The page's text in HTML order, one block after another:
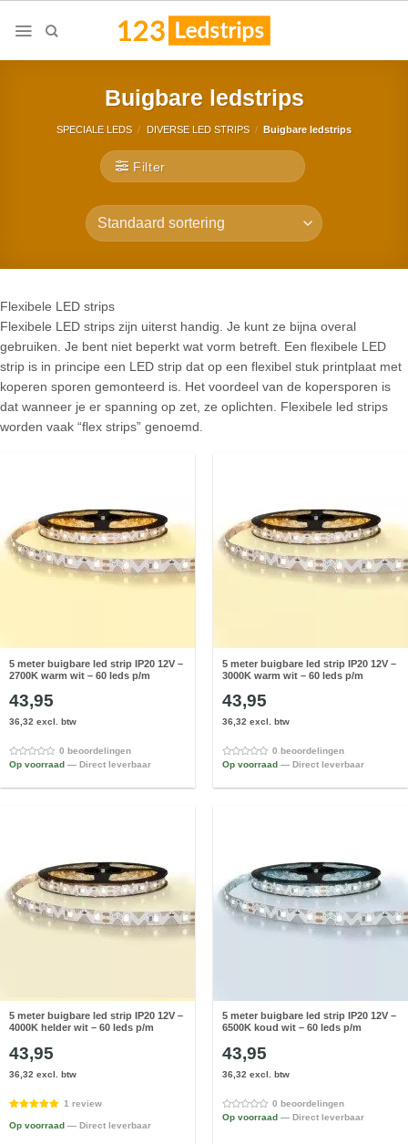
Buigbare ledstrips
SPECIALE LEDS / DIVERSE LED STRIPS / Buigbare ledstrips
Filter
Flexibele LED strips
Flexibele LED strips zijn uiterst handig. Je kunt ze bijna overal
gebruiken. Je bent niet beperkt wat vorm betreft. Een flexibele LED
strip is in principe een LED strip dat op een flexibel stuk printplaat met
koperen sporen gemonteerd is. Het voordeel van de kopersporen is
dat wanneer je er spanning op zet, ze oplichten. Flexibele led strips
worden vaak “flex strips” genoemd.
5 meter buigbare led strip IP20 12V –
2700K warm wit – 60 leds p/m
43,95
36,32 excl. btw
0 beoordelingen
Op voorraad — Direct leverbaar
5 meter buigbare led strip IP20 12V –
3000K warm wit – 60 leds p/m
43,95
36,32 excl. btw
0 beoordelingen
Op voorraad — Direct leverbaar
5 meter buigbare led strip IP20 12V –
4000K helder wit – 60 leds p/m
43,95
36,32 excl. btw
1 review
Op voorraad — Direct leverbaar
5 meter buigbare led strip IP20 12V –
6500K koud wit – 60 leds p/m
43,95
36,32 excl. btw
0 beoordelingen
Op voorraad — Direct leverbaar